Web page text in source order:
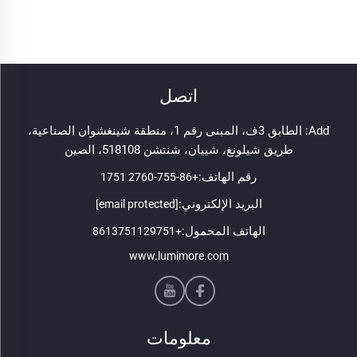
اتصل
Add: الطابق 3ف، المبنى رقم 1، منطقة شينغشوان الصناعية،
طريق شيلونغ، شييان، شنتشن 518108، الصين
رقم الهاتف:+86-755-2760 1751
البريد الإلكتروني:[email protected]
الهاتف المحمول:+8613751129751
www.lumimore.com
معلومات